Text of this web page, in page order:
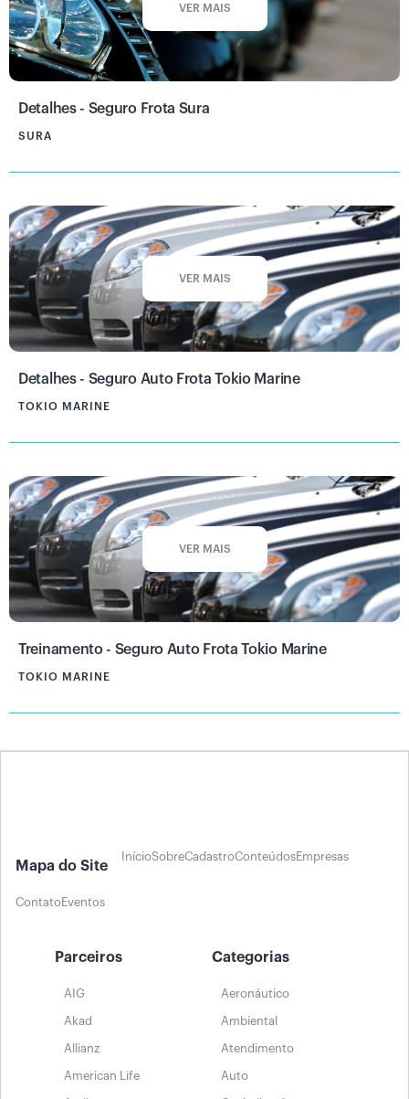
VER MAIS
Detalhes - Seguro Frota Sura
SURA
VER MAIS
Detalhes - Seguro Auto Frota Tokio Marine
TOKIO MARINE
VER MAIS
Treinamento - Seguro Auto Frota Tokio Marine
TOKIO MARINE
Mapa do Site
InícioSobreCadastroConteúdosEmpresas
ContatoEventos
Parceiros
AIG
Akad
Allianz
American Life
Categorias
Aeronáutico
Ambiental
Atendimento
Auto